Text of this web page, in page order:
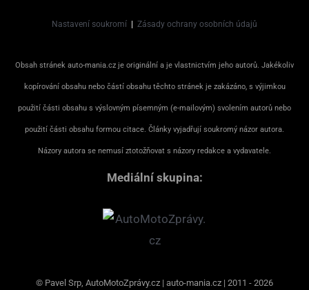
Nastavení soukromí Zásady ochrany osobních údajů
Obsah stránek auto-mania.cz je originální a je vlastnictvím jeho autorů. Jakékoliv
kopírování obsahu nebo částí obsahu těchto stránek je zakázáno, s výjimkou
použití části obsahu s výslovným písemným (e-mailovým) svolením autorů nebo
použití části obsahu formou citace. Články vyjadřují soukromý názor autora.
Názory autora se nemusí ztotožňovat s názory redakce a vydavatele.
Mediální skupina:
© Pavel Srp, AutoMotoZprávy.cz | auto-mania.cz | 2011 - 2026